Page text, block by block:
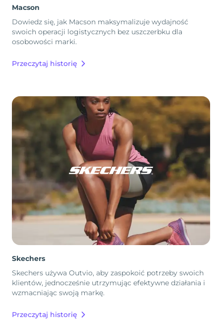
Macson
Dowiedz się, jak Macson maksymalizuje wydajność
swoich operacji logistycznych bez uszczerbku dla
osobowości marki.
Przeczytaj historię
Skechers
Skechers używa Outvio, aby zaspokoić potrzeby swoich
klientów, jednocześnie utrzymując efektywne działania i
wzmacniając swoją markę.
Przeczytaj historię